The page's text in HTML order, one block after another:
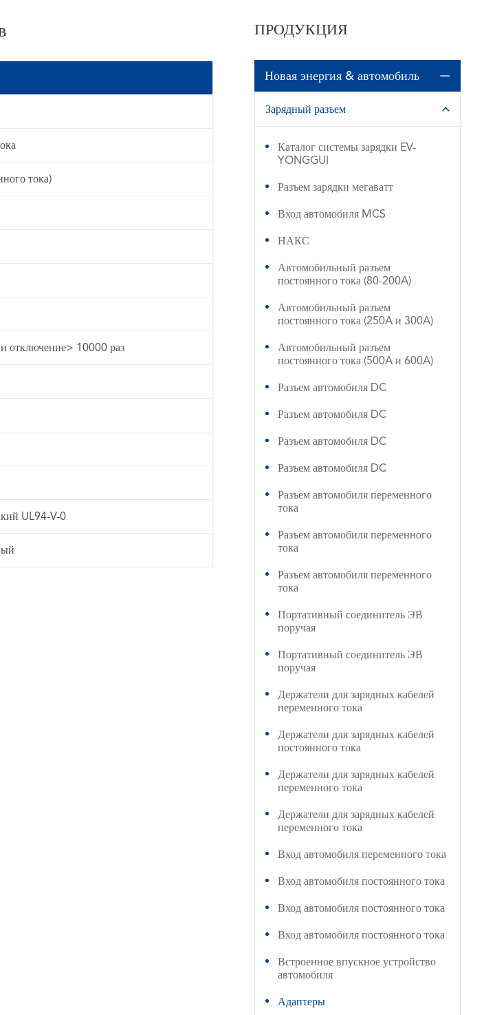
тока)
отключение> 10000 раз
UL94-V-0
ПРОДУКЦИЯ
Новая энергия & автомобиль 
Зарядный разъем 
Каталог системы зарядки EV-
YONGGUI
Разъем зарядки мегаватт
Вход автомобиля MCS
НАКС
Автомобильный разъем
постоянного тока (80-200A)
Автомобильный разъем
постоянного тока (250A и 300A)
Автомобильный разъем
постоянного тока (500A и 600A)
Разъем автомобиля DC
Разъем автомобиля DC
Разъем автомобиля DC
Разъем автомобиля DC
Разъем автомобиля переменного
тока
Разъем автомобиля переменного
тока
Разъем автомобиля переменного
тока
Портативный соединитель ЭВ
поручая
Портативный соединитель ЭВ
поручая
Держатели для зарядных кабелей
переменного тока
Держатели для зарядных кабелей
постоянного тока
Держатели для зарядных кабелей
переменного тока
Держатели для зарядных кабелей
переменного тока
Вход автомобиля переменного тока
Вход автомобиля постоянного тока
Вход автомобиля постоянного тока
Вход автомобиля постоянного тока
Встроенное впускное устройство
автомобиля
Адаптеры